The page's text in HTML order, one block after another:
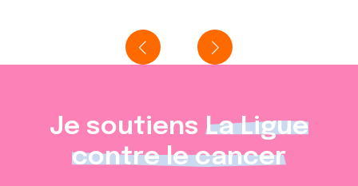
Je soutiens La Ligue
contre le cancer